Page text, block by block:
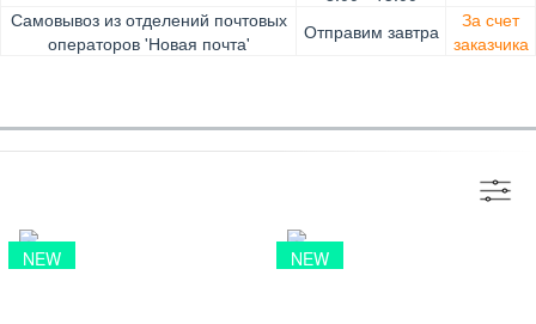
Самовывоз из отделений почтовых
операторов 'Новая почта'
Отправим завтра
За счет
заказчика
для физических лиц, Apple Pay, Mastercard, Visa
NEW NEW